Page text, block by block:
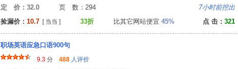
定 价：32.0 页 数：294 7小时前挖出
捡漏价： 10.7 [ 当当 ] 33折 比其它网站便宜 45% 点 击： 321
职场英语应急口语900句
9.3 分 488 人评价